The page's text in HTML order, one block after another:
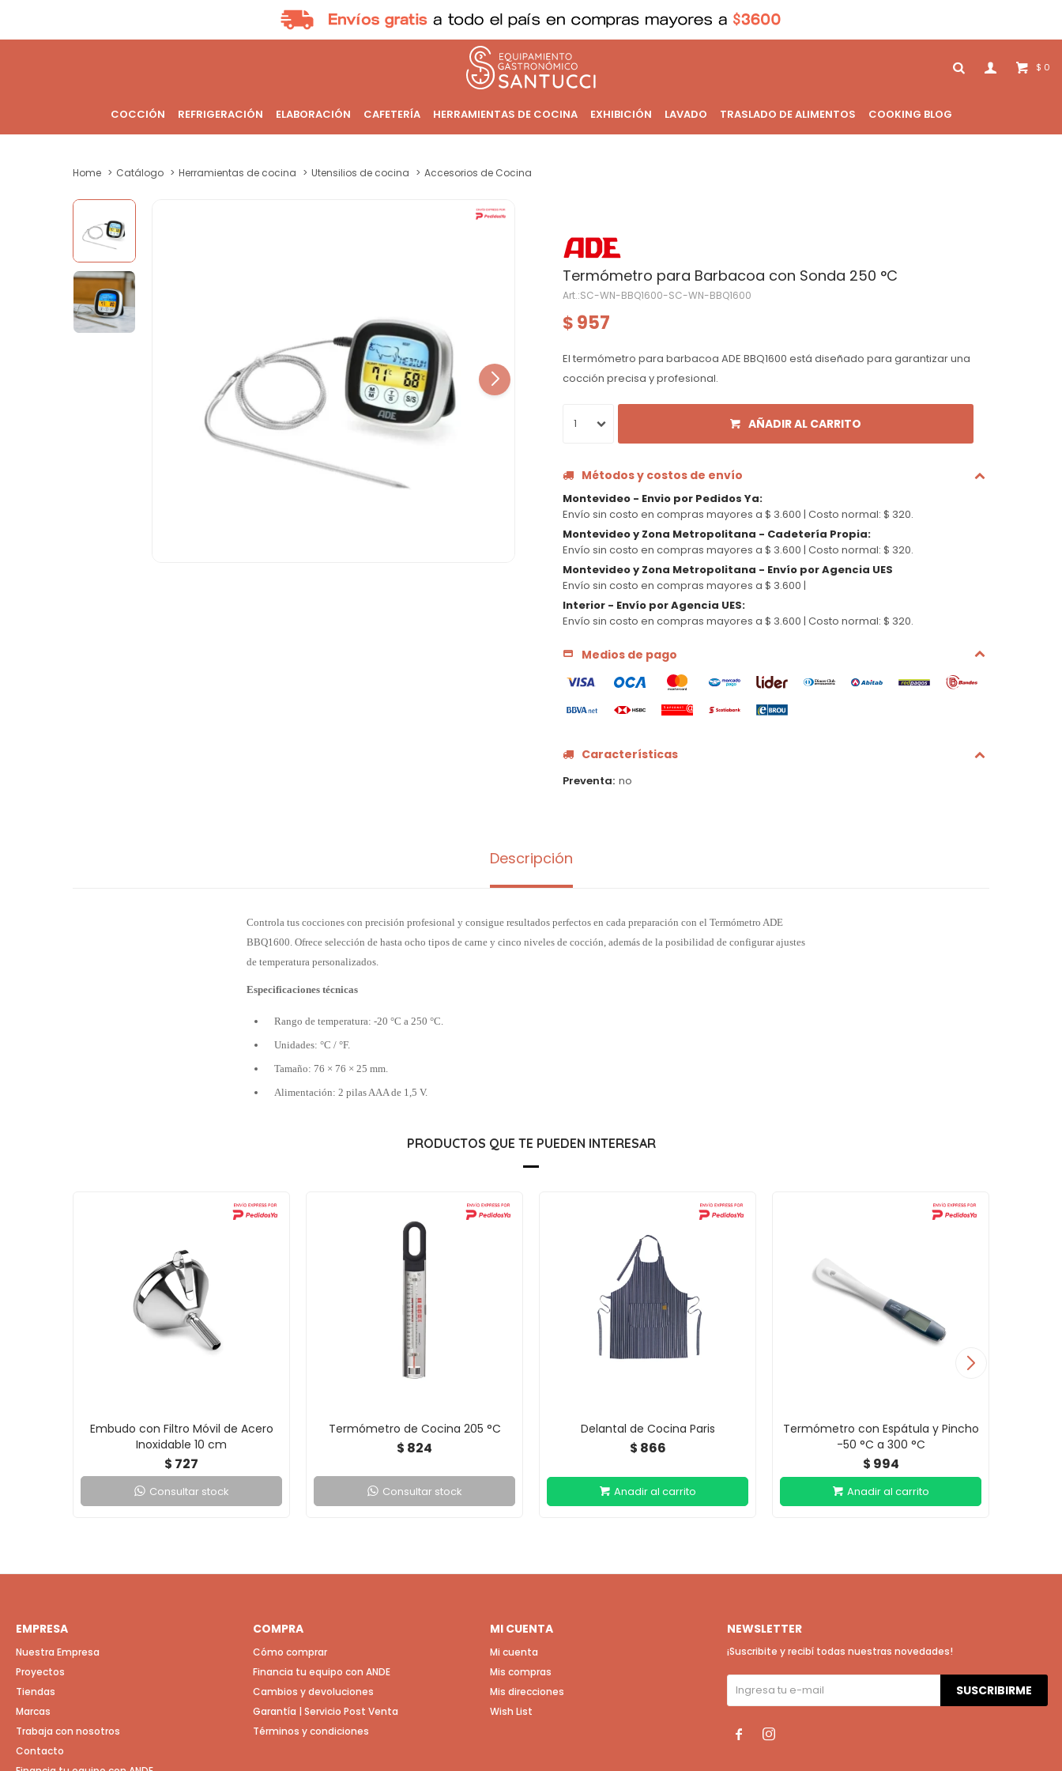
COCCIÓN REFRIGERACIÓN ELABORACIÓN CAFETERÍA HERRAMIENTAS DE COCINA EXHIBICIÓN LAVADO TRASLADO DE ALIMENTOS COOKING BLOG
$ 0
Home Catálogo Herramientas de cocina Utensilios de cocina Accesorios de Cocina
Termómetro para Barbacoa con Sonda 250 °C
SC-WN-BBQ1600-SC-WN-BBQ1600
$ 957
El termómetro para barbacoa ADE BBQ1600 está diseñado para garantizar una
cocción precisa y profesional.
1 AÑADIR AL CARRITO
Métodos y costos de envío
Montevideo - Envio por Pedidos Ya:
Envío sin costo en compras mayores a $ 3.600 | Costo normal: $ 320.
Montevideo y Zona Metropolitana - Cadetería Propia:
Envío sin costo en compras mayores a $ 3.600 | Costo normal: $ 320.
Montevideo y Zona Metropolitana - Envío por Agencia UES
Envío sin costo en compras mayores a $ 3.600 |
Interior - Envío por Agencia UES:
Envío sin costo en compras mayores a $ 3.600 | Costo normal: $ 320.
Medios de pago
Características
Preventa no
Descripción
Controla tus cocciones con precisión profesional y consigue resultados perfectos en cada preparación con el Termómetro ADE
BBQ1600. Ofrece selección de hasta ocho tipos de carne y cinco niveles de cocción, además de la posibilidad de configurar ajustes
de temperatura personalizados.
Especificaciones técnicas
Rango de temperatura: -20 °C a 250 °C.
Unidades: °C / °F.
Tamaño: 76 × 76 × 25 mm.
Alimentación: 2 pilas AAA de 1,5 V.
PRODUCTOS QUE TE PUEDEN INTERESAR
Embudo con Filtro Móvil de Acero
Inoxidable 10 cm
$ 727
Consultar stock
Termómetro de Cocina 205 °C
$ 824
Consultar stock
Delantal de Cocina Paris
$ 866
Termómetro con Espátula y Pincho
-50 °C a 300 °C
$ 994
EMPRESA
Nuestra Empresa
Proyectos
Tiendas
Marcas
Trabaja con nosotros
Contacto
COMPRA
Cómo comprar
Financia tu equipo con ANDE
Cambios y devoluciones
Garantía | Servicio Post Venta
Términos y condiciones
MI CUENTA
Mi cuenta
Mis compras
Mis direcciones
Wish List
NEWSLETTER
¡Suscribite y recibí todas nuestras novedades!
SUSCRIBIRME
 